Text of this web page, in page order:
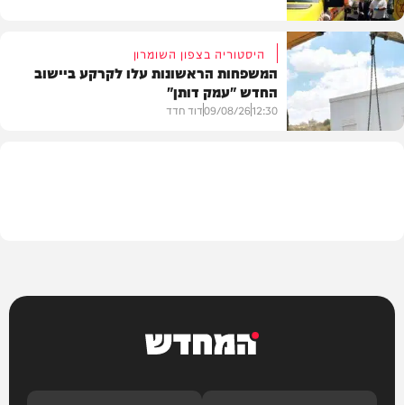
חדשות
היסטוריה בצפון השומרון
המשפחות הראשונות עלו לקרקע ביישוב
החדש "עמק דותן"
12:30
09/08/26דוד חדד
המחדש